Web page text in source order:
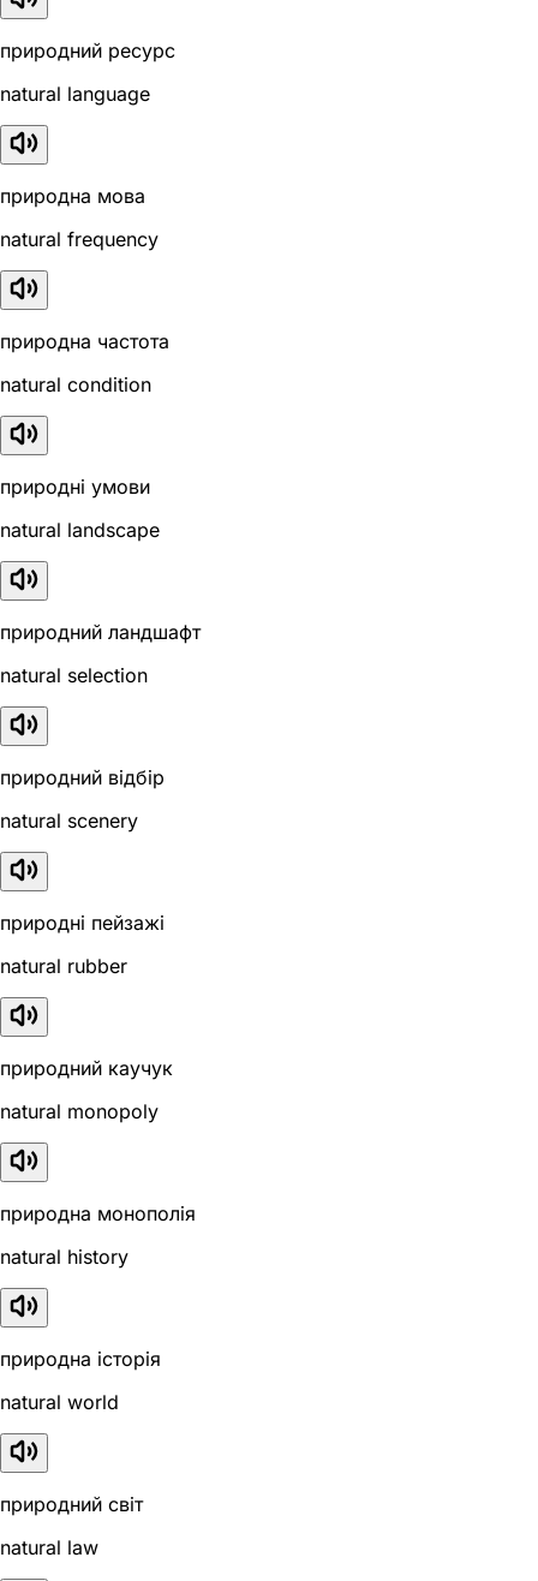
природний ресурс
natural language
природна мова
natural frequency
природна частота
natural condition
природні умови
natural landscape
природний ландшафт
natural selection
природний відбір
natural scenery
природні пейзажі
natural rubber
природний каучук
natural monopoly
природна монополія
natural history
природна історія
natural world
природний світ
natural law